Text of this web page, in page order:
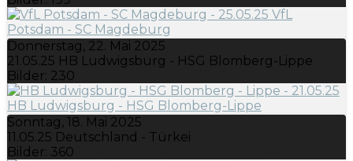
Donnerstag, 22. Mai 2025
21.05.25 HB Ludwigsburg - HSG Blomberg-Lippe
Bilder: 230
Sonntag, 18. Mai 2025
11.05.25 Deutschland - Türkei
Bilder: 360